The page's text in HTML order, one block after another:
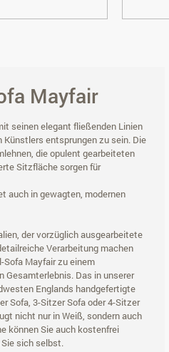
Mayfair
seinen elegant fließenden Linien
Künstlers entsprungen zu sein. Die
die opulent gearbeiteten
Sitzfläche sorgen für
auch in gewagten, modernen
der vorzüglich ausgearbeitete
Verarbeitung machen
Mayfair zu einem
Gesamterlebnis. Das in unserer
Englands handgefertigte
Sofa, 3-Sitzer Sofa oder 4-Sitzer
nicht nur in Weiß, sondern auch
können Sie auch kostenfrei
sich selbst.